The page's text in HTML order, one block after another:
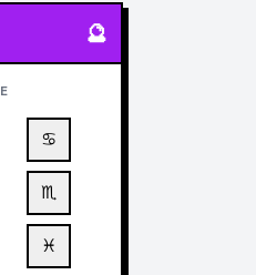
🔮
♋
♏
♓